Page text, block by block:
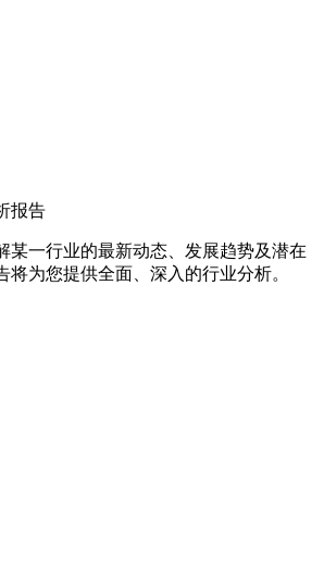
报告
某一行业的最新动态、发展趋势及潜在
将为您提供全面、深入的行业分析。